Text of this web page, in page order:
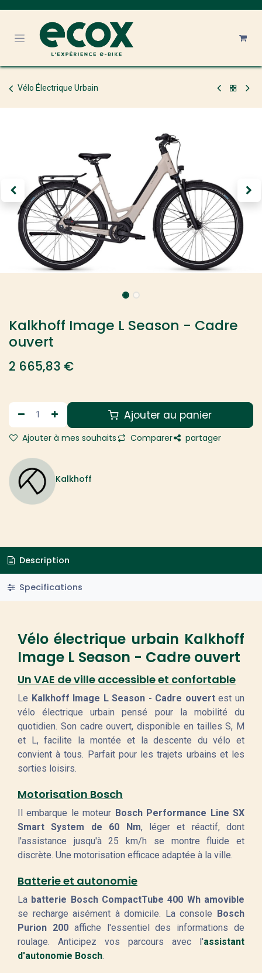
Vélo Électrique Urbain
Kalkhoff Image L Season - Cadre
ouvert
2 665,83 €
Ajouter au panier
Ajouter à mes souhaits Comparer partager
Kalkhoff
Description
Specifications
Vélo électrique urbain Kalkhoff
Image L Season - Cadre ouvert
Un VAE de ville accessible et confortable
Le Kalkhoff Image L Season - Cadre ouvertest un
vélo électrique urbain pensé pour la mobilité du
quotidien. Son cadre ouvert, disponible en tailles S, M
et L, facilite la montée et la descente du vélo et
convient à tous. Parfait pour les trajets urbains et les
sorties loisirs.
Motorisation Bosch
Il embarque le moteur Bosch Performance Line SX
Smart System de 60 Nm, léger et réactif, dont
l'assistance jusqu'à 25 km/h se montre fluide et
discrète. Une motorisation efficace adaptée à la ville.
Batterie et autonomie
La batterie Bosch CompactTube 400 Wh amovible
se recharge aisément à domicile. La console Bosch
Purion 200affiche l'essentiel des informations de
roulage. Anticipez vos parcours avec l'assistant
d'autonomie Bosch.